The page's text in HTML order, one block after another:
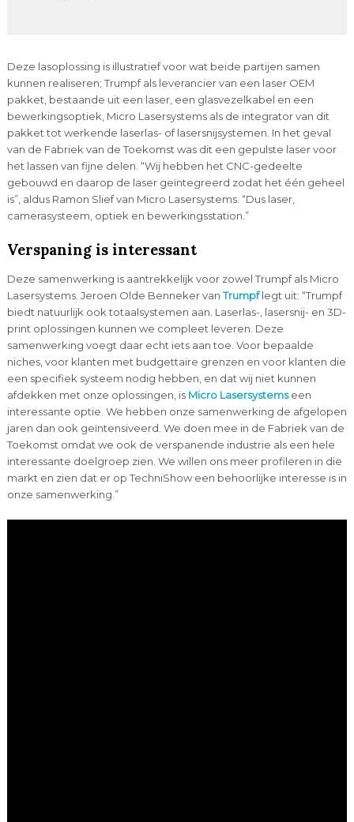
Deze lasoplossing is illustratief voor wat beide partijen samen
kunnen realiseren; Trumpf als leverancier van een laser OEM
pakket, bestaande uit een laser, een glasvezelkabel en een
bewerkingsoptiek, Micro Lasersystems als de integrator van dit
pakket tot werkende laserlas- of lasersnijsystemen. In het geval
van de Fabriek van de Toekomst was dit een gepulste laser voor
het lassen van fijne delen. “Wij hebben het CNC-gedeelte
gebouwd en daarop de laser geïntegreerd zodat het één geheel
is”, aldus Ramon Slief van Micro Lasersystems. “Dus laser,
camerasysteem, optiek en bewerkingsstation.”
Verspaning is interessant
Deze samenwerking is aantrekkelijk voor zowel Trumpf als Micro
Lasersystems. Jeroen Olde Benneker vanTrumpf legt uit: “Trumpf
biedt natuurlijk ook totaalsystemen aan. Laserlas-, lasersnij- en 3D-
print oplossingen kunnen we compleet leveren. Deze
samenwerking voegt daar echt iets aan toe. Voor bepaalde
niches, voor klanten met budgettaire grenzen en voor klanten die
een specifiek systeem nodig hebben, en dat wij niet kunnen
afdekken met onze oplossingen, is Micro Lasersystemseen
interessante optie. We hebben onze samenwerking de afgelopen
jaren dan ook geïntensiveerd. We doen mee in de Fabriek van de
Toekomst omdat we ook de verspanende industrie als een hele
interessante doelgroep zien. We willen ons meer profileren in die
markt en zien dat er op TechniShow een behoorlijke interesse is in
onze samenwerking.”